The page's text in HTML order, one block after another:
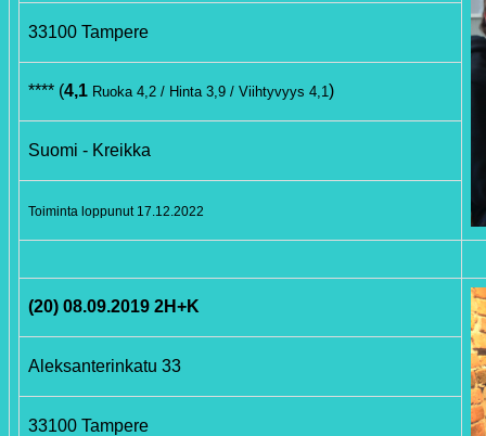
33100 Tampere
**** (4,1 Ruoka 4,2 / Hinta 3,9 / Viihtyvyys 4,1)
Suomi - Kreikka
Toiminta loppunut 17.12.2022
(20) 08.09.2019 2H+K
Aleksanterinkatu 33
33100 Tampere